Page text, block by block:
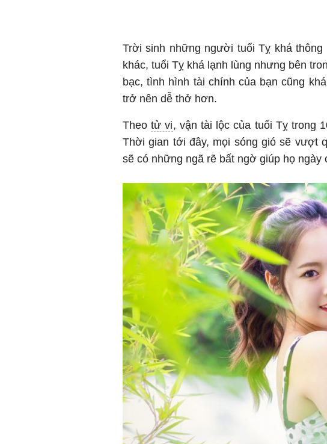
Trời sinh những người tuổi Tỵ khá
khác, tuổi Tỵ khá lạnh lùng nhưng bên
bạc, tình hình tài chính của bạn cũng
trở nên dễ thở hơn.
Theotử vi, vận tài lộc của tuổi Tỵ trong
Thời gian tới đây, mọi sóng gió sẽ vượt
sẽ có những ngã rẽ bất ngờ giúp họ ngày